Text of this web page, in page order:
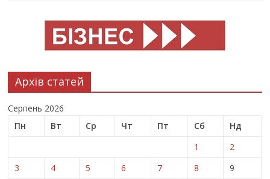
Архів статей
Серпень 2026
Пн
Вт Ср Чт Пт Сб
Нд
1
2
3
4 5 6 7 8
9